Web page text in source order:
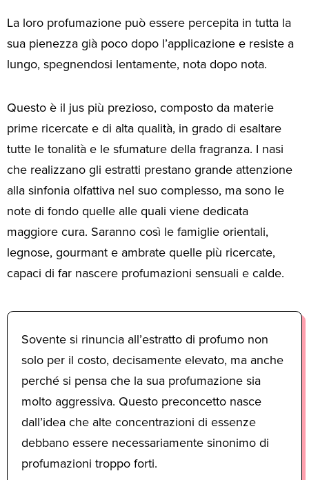
La loro profumazione può essere percepita in tutta la
sua pienezza già poco dopo l’applicazione e resiste a
lungo, spegnendosi lentamente, nota dopo nota.
Questo è il jus più prezioso, composto da materie
prime ricercate e di alta qualità, in grado di esaltare
tutte le tonalità e le sfumature della fragranza. I nasi
che realizzano gli estratti prestano grande attenzione
alla sinfonia olfattiva nel suo complesso, ma sono le
note di fondo quelle alle quali viene dedicata
maggiore cura. Saranno così le famiglie orientali,
legnose, gourmant e ambrate quelle più ricercate,
capaci di far nascere profumazioni sensuali e calde.
Sovente si rinuncia all’estratto di profumo non
solo per il costo, decisamente elevato, ma anche
perché si pensa che la sua profumazione sia
molto aggressiva. Questo preconcetto nasce
dall’idea che alte concentrazioni di essenze
debbano essere necessariamente sinonimo di
profumazioni troppo forti.